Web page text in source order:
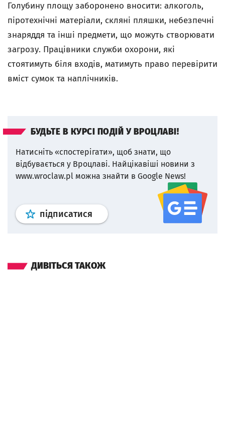
Голубину площу заборонено вносити: алкоголь,
піротехнічні матеріали, скляні пляшки, небезпечні
знаряддя та інші предмети, що можуть створювати
загрозу. Працівники служби охорони, які
стоятимуть біля входів, матимуть право перевірити
вміст сумок та наплічників.
БУДЬТЕ В КУРСІ ПОДІЙ У ВРОЦЛАВІ!
Натисніть «спостерігати», щоб знати, що
відбувається у Вроцлаві. Найцікавіші новини з
www.wroclaw.pl можна знайти в Google News!
підписатися Профіль google news
ДИВІТЬСЯ ТАКОЖ